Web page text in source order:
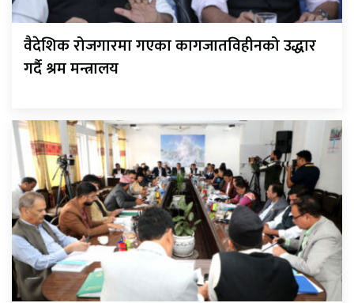
वैदेशिक रोजगारमा गएका कागजातविहीनको उद्धार
गर्दै श्रम मन्त्रालय